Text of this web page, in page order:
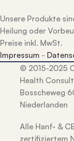
Unsere Produkte
Heilung oder
Preise inkl. MwSt.
Impressum -
© 2015-2025
Health
Bosscheweg
Niederlanden
Alle Hanf- &
zertifiziertem